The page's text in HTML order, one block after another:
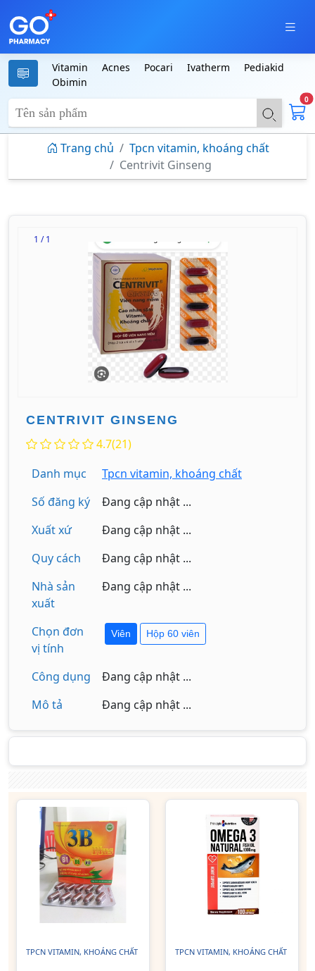
Vitamin Acnes Pocari Ivatherm
Pediakid
Obimin
0
Trang chủ
Tpcn vitamin, khoáng chất
Centrivit Ginseng
1 / 1
CENTRIVIT GINSENG
4.7(21)
Danh mục
Tpcn vitamin, khoáng chất
Số đăng ký
Đang cập nhật ...
Xuất xứ
Đang cập nhật ...
Quy cách
Đang cập nhật ...
Nhà sản
xuất
Đang cập nhật ...
Chọn đơn
vị tính
Viên Hộp 60 viên
Công dụng
Đang cập nhật ...
Mô tả
Đang cập nhật ...
TPCN VITAMIN, KHOÁNG CHẤT TPCN VITAMIN, KHOÁNG CHẤT